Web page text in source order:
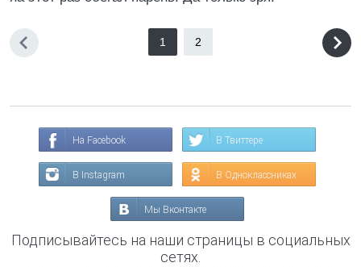
1 2
На Facebook В Твиттере
В Instagram В Одноклассниках
Мы Вконтакте
Подписывайтесь на наши страницы в социальных
сетях.